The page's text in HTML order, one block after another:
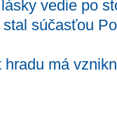
vedie po
súčasťou
má